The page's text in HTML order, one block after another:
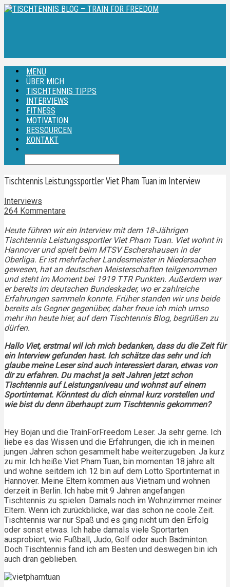
MENÜ
ÜBER MICH
TISCHTENNIS TIPPS
INTERVIEWS
FITNESS
MOTIVATION
RESSOURCEN
KONTAKT
Tischtennis Leistungssportler Viet Pham Tuan im Interview
Interviews
264 Kommentare
Heute führen wir ein Interview mit dem 18-Jährigen
Tischtennis Leistungssportler Viet Pham Tuan. Viet wohnt in
Hannover und spielt beim MTSV Eschershausen in der
Oberliga. Er ist mehrfacher Landesmeister in Niedersachen
gewesen, hat an deutschen Meisterschaften teilgenommen
und steht im Moment bei 1919 TTR Punkten. Außerdem war
er bereits im deutschen Bundeskader, wo er zahlreiche
Erfahrungen sammeln konnte. Früher standen wir uns beide
bereits als Gegner gegenüber, daher freue ich mich umso
mehr ihn heute hier, auf dem Tischtennis Blog, begrüßen zu
dürfen.
Hallo Viet, erstmal wil ich mich bedanken, dass du die Zeit für
ein Interview gefunden hast. Ich schätze das sehr und ich
glaube meine Leser sind auch interessiert daran, etwas von
dir zu erfahren. Du machst ja seit Jahren jetzt schon
Tischtennis auf Leistungsniveau und wohnst auf einem
Sportinternat. Könntest du dich einmal kurz vorstellen und
wie bist du denn überhaupt zum Tischtennis gekommen?
Hey Bojan und die TrainForFreedom Leser. Ja sehr gerne. Ich
liebe es das Wissen und die Erfahrungen, die ich in meinen
jungen Jahren schon gesammelt habe weiterzugeben. Ja kurz
zu mir. Ich heiße Viet Pham Tuan, bin momentan 18 jahre alt
und wohne seitdem ich 12 bin auf dem Lotto Sportinternat in
Hannover. Meine Eltern kommen aus Vietnam und wohnen
derzeit in Berlin. Ich habe mit 9 Jahren angefangen
Tischtennis zu spielen. Damals noch im Wohnzimmer meiner
Eltern. Wenn ich zurückblicke, war das schon ne coole Zeit.
Tischtennis war nur Spaß und es ging nicht um den Erfolg
oder sonst etwas. Ich habe damals viele Sportarten
ausprobiert, wie Fußball, Judo, Golf oder auch Badminton.
Doch Tischtennis fand ich am Besten und deswegen bin ich
auch dran geblieben.